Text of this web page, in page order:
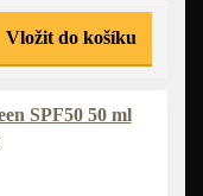
Vložit do košíku
SPF50 50 ml